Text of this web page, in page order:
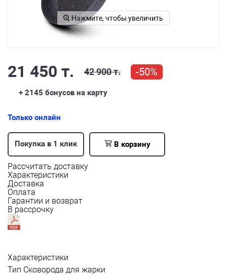
Нажмите, чтобы увеличить
21 450 т. 42 900 т. -50%
+ 2145 бонусов на карту
Только онлайн
Покупка в 1 клик В корзину
Рассчитать доставку
Характеристики
Доставка
Оплата
Гарантии и возврат
В рассрочку
Характеристики
Тип Сковорода для жарки